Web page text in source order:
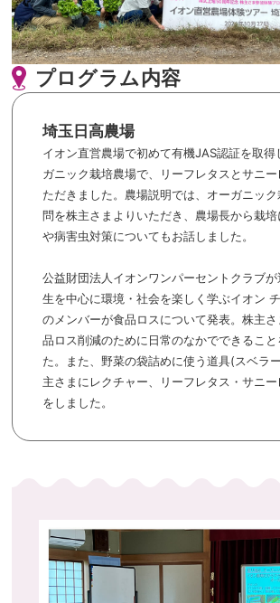
プログラム内容
埼玉日高農場
イオン直営農場で初めて有機JAS認証を取得
ガニック栽培農場で、リーフレタスとサニ
ただきました。農場説明では、オーガニッ
問を株主さまよりいただき、農場長から栽培
や病害虫対策についてもお話しました。
公益財団法人イオンワンパーセントクラブ
生を中心に環境・社会を楽しく学ぶイオン
のメンバーが食品ロスについて発表。株主
品ロス削減のために日常のなかでできること
た。また、野菜の袋詰めに使う道具(スベラ
主さまにレクチャー、リーフレタス・サニ
をしました。